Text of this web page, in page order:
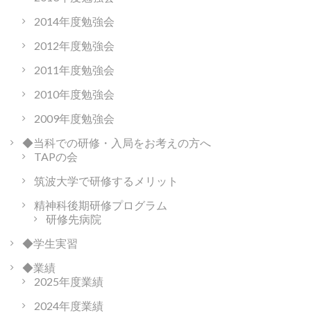
2014年度勉強会
2012年度勉強会
2011年度勉強会
2010年度勉強会
2009年度勉強会
◆当科での研修・入局をお考えの方へ
TAPの会
筑波大学で研修するメリット
精神科後期研修プログラム
研修先病院
◆学生実習
◆業績
2025年度業績
2024年度業績